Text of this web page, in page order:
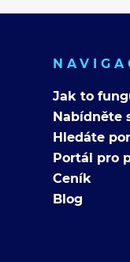
Jak to
Nabídněte
Hledáte
Portál pro
Ceník
Blog